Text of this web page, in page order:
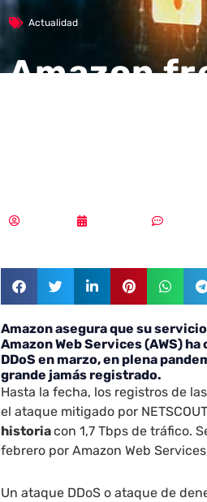
Actualidad
Amazon
Amazon asegura que su
Amazon Web Services (AWS)
DDoS en marzo, en plena
grande jamás registrado.
Hasta la fecha, los registros de
el ataque mitigado por
historiacon 1,7 Tbps de tráfico.
febrero por Amazon Web
Un ataque DDoS o ataque de